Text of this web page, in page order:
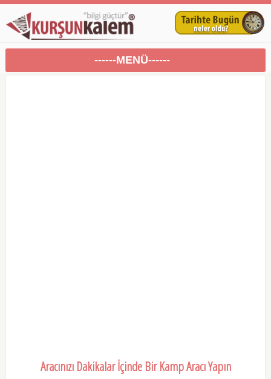
------MENÜ------
Aracınızı Dakikalar İçinde Bir Kamp Aracı Yapın